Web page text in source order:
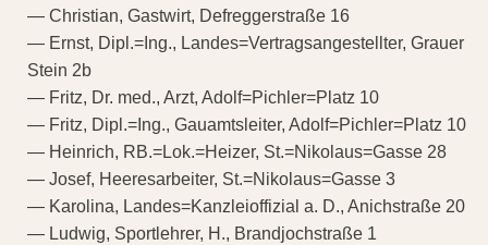
— Christian, Gastwirt, Defreggerstraße 16
— Ernst, Dipl.=Ing., Landes=Vertragsangestellter, Grauer
Stein 2b
— Fritz, Dr. med., Arzt, Adolf=Pichler=Platz 10
— Fritz, Dipl.=Ing., Gauamtsleiter, Adolf=Pichler=Platz 10
— Heinrich, RB.=Lok.=Heizer, St.=Nikolaus=Gasse 28
— Josef, Heeresarbeiter, St.=Nikolaus=Gasse 3
— Karolina, Landes=Kanzleioffizial a. D., Anichstraße 20
— Ludwig, Sportlehrer, H., Brandjochstraße 1